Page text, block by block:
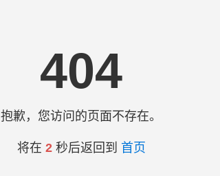
404
抱歉，您访问的页面不存在。
将在 2秒后返回到 首页